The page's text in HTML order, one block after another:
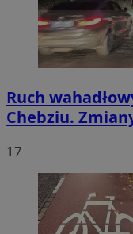
Ruch
Chebziu.
17